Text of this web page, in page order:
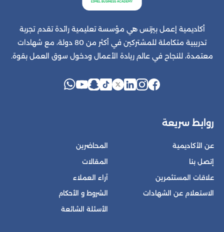
أكاديمية إعمل بيزنس هي مؤسسة تعليمية رائدة تقدم تجربة
تدريبية متكاملة للمشتركين في أكثر من 80 دولة، مع شهادات
معتمدة، للنجاح في عالم ريادة الأعمال ودخول سوق العمل بقوة.
روابط سريعة
عن الأكاديمية
إتصل بنا
علاقات المستثمرين
الاستعلام عن الشهادات
المحاضرين
المقالات
آراء العملاء
الشروط و الأحكام
الأسئلة الشائعة